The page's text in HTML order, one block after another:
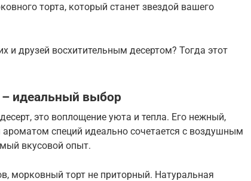
торта, который станет звездой вашего
и друзей восхитительным десертом? Тогда этот
идеальный выбор
это воплощение уюта и тепла. Его нежный,
специй идеально сочетается с воздушным
вкусовой опыт.
морковный торт не приторный. Натуральная